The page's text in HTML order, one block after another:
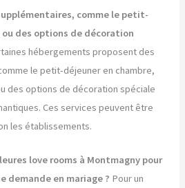
comme le petit-
ou des options de décoration
hébergements proposent des
le petit-déjeuner en chambre,
des options de décoration spéciale
Ces services peuvent être
les établissements.
love rooms à Montmagny pour
demande en mariage ? Pour un